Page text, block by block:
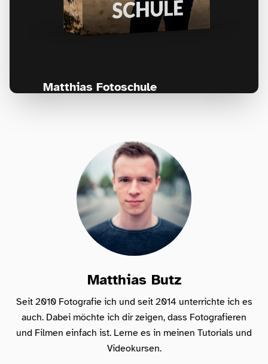
Matthias Fotoschule
Matthias Butz
Seit 2010 Fotografie ich und seit 2014 unterrichte ich es
auch. Dabei möchte ich dir zeigen, dass Fotografieren
und Filmen einfach ist. Lerne es in meinen Tutorials und
Videokursen.